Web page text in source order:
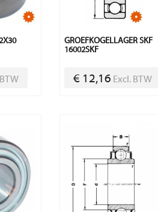
GROEFKOGELLAGER SKF
16002SKF
€ 12,16 Excl. BTW